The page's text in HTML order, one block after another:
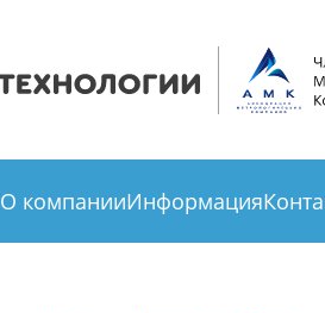
О компанииИнформация